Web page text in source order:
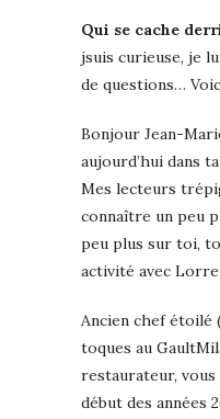
Qui se cache
jsuis curieuse, je
de questions…
Bonjour Jean-
aujourd’hui dans
Mes lecteurs
connaître un peu
peu plus sur toi,
activité avec
Ancien chef étoilé
toques au
restaurateur, vous
début des années